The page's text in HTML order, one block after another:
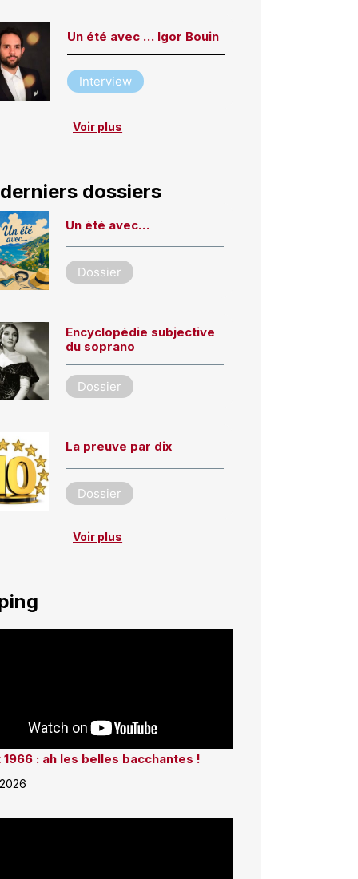
Un été avec … Igor Bouin
Interview
Voir plus
dossiers
Un été avec…
Dossier
Encyclopédie subjective
du soprano
Dossier
La preuve par dix
Dossier
Voir plus
1966 : ah les belles bacchantes !